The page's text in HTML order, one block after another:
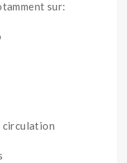
sur:
circulation